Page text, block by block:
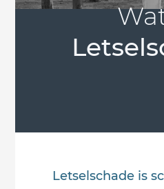
Letselschade is